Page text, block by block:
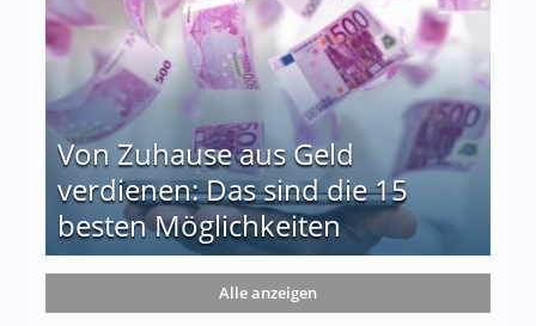
Von Zuhause aus Geld
verdienen: Das sind die 15
besten Möglichkeiten
die 15 besten Möglichkeiten
Alle anzeigen